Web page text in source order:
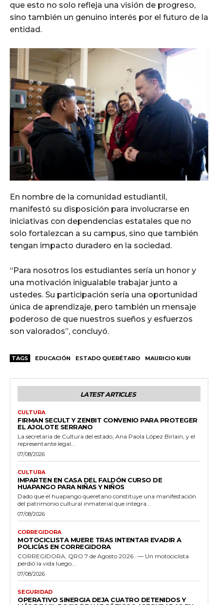
que esto no solo refleja una visión de progreso,
sino también un genuino interés por el futuro de la
entidad.
En nombre de la comunidad estudiantil,
manifestó su disposición para involucrarse en
iniciativas con dependencias estatales que no
solo fortalezcan a su campus, sino que también
tengan impacto duradero en la sociedad.
“Para nosotros los estudiantes sería un honor y
una motivación inigualable trabajar junto a
ustedes. Su participación sería una oportunidad
única de aprendizaje, pero también un mensaje
poderoso de que nuestros sueños y esfuerzos
son valorados”, concluyó.
TAGS EDUCACIÓN ESTADO QUERÉTARO MAURICIO KURI
LATEST ARTICLES
CULTURA
FIRMAN SECULT Y ZENBIT CONVENIO PARA PROTEGER
EL AJOLOTE SERRANO
La secretaria de Cultura del estado, Ana Paola López Birlain, y el
representante legal...
07/08/2026
CULTURA
IMPARTEN EN CASA DEL FALDÓN CURSO DE
HUAPANGO PARA NIÑAS Y NIÑOS
Dado que el huapango queretano constituye una manifestación
del patrimonio cultural inmaterial que integra...
07/08/2026
CORREGIDORA
MOTOCICLISTA MUERE TRAS INTENTAR EVADIR A
POLICÍAS EN CORREGIDORA
CORREGIDORA, QRO 7 de Agosto 2026 . — Un motociclista
perdió la vida luego...
07/08/2026
SEGURIDAD
OPERATIVO SINERGIA DEJA CUATRO DETENIDOS Y